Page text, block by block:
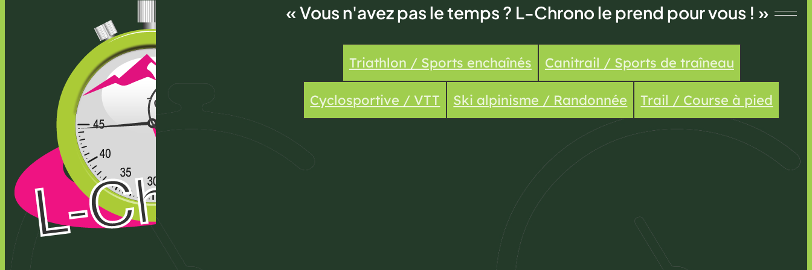
« Vous n'avez pas le temps ? L-Chrono le prend pour vous ! »
Triathlon / Sports enchaînés Canitrail / Sports de traîneau
Cyclosportive / VTT Ski alpinisme / Randonnée Trail / Course à pied